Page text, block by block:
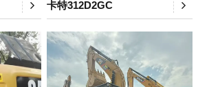
卡特312D2GC